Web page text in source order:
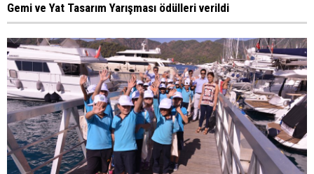
Gemi ve Yat Tasarım Yarışması ödülleri verildi